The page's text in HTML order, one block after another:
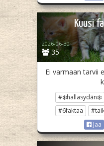
Kuusi
35
2026-06-30
Ei varmaan tarvii
#❄️hallasydän❄️
#6faktaa
Jaa